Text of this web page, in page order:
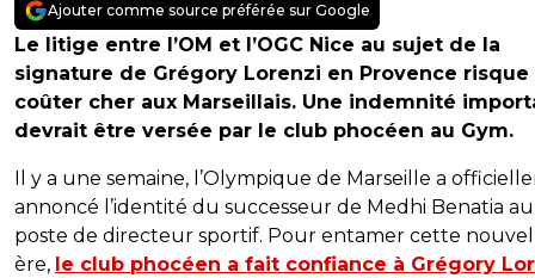
Ajouter comme source préférée sur Google
Le litige entre l’OM et l’OGC Nice au sujet de la
signature de Grégory Lorenzi en Provence risque
coûter cher aux Marseillais. Une indemnité
devrait être versée par le club phocéen au Gym.
Il y a une semaine, l’Olympique de Marseille a
annoncé l’identité du successeur de Medhi Benatia au
poste de directeur sportif. Pour entamer cette
ère, le club phocéen a fait confiance à Grégory